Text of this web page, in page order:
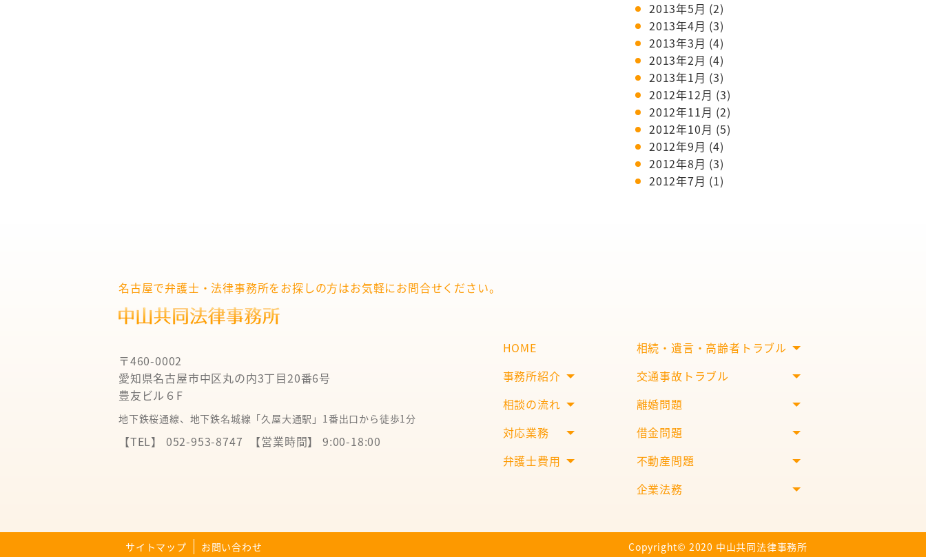
2013年5月 (2)
2013年4月 (3)
2013年3月 (4)
2013年2月 (4)
2013年1月 (3)
2012年12月 (3)
2012年11月 (2)
2012年10月 (5)
2012年9月 (4)
2012年8月 (3)
2012年7月 (1)
名古屋で弁護士・法律事務所をお探しの方はお気軽にお問合せください。
〒460-0002
愛知県名古屋市中区丸の内3丁目20番6号
豊友ビル６F
地下鉄桜通線、地下鉄名城線「久屋大通駅」1番出口から徒歩1分
【TEL】 052-953-8747 【営業時間】 9:00-18:00
HOME
事務所紹介
相談の流れ
対応業務
弁護士費用
相続・遺言・高齢者トラブル
交通事故トラブル
離婚問題
借金問題
不動産問題
企業法務
サイトマップ お問い合わせ Copyright©︎ 2020 中山共同法律事務所